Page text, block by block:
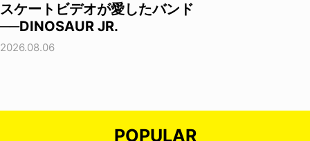
スケートビデオが愛したバンド
──DINOSAUR JR.
2026.08.06
POPULAR